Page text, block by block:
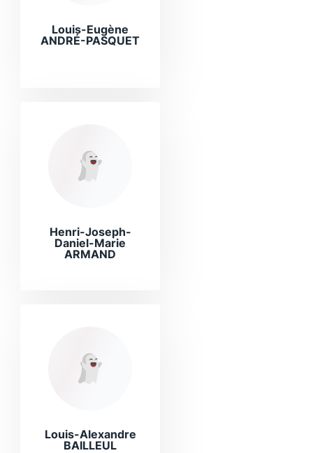
Louis-Eugène
ANDRÉ-PASQUET
Henri-Joseph-
Daniel-Marie
ARMAND
Louis-Alexandre
BAILLEUL